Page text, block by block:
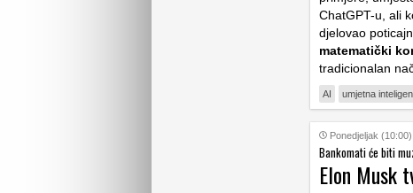
ChatGPT-u, ali
djelovao
matematički
tradicionalan
AI umjetna
Ponedjeljak (10:00)
Bankomati će biti
Elon Musk